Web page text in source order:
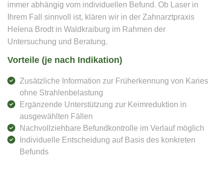
immer abhängig vom individuellen Befund. Ob Laser in
Ihrem Fall sinnvoll ist, klären wir in der Zahnarztpraxis
Helena Brodt in Waldkraiburg im Rahmen der
Untersuchung und Beratung.
Vorteile (je nach Indikation)
Zusätzliche Information zur Früherkennung von Karies
ohne Strahlenbelastung
Ergänzende Unterstützung zur Keimreduktion in
ausgewählten Fällen
Nachvollziehbare Befundkontrolle im Verlauf möglich
Individuelle Entscheidung auf Basis des konkreten
Befunds